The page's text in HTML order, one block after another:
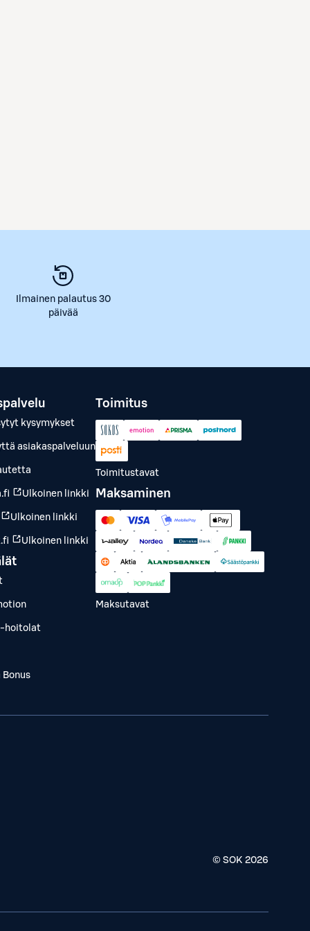
Ilmainen palautus 30
päivää
kysymykset
asiakaspalveluun
Ulkoinen linkki
Ulkoinen linkki
Ulkoinen linkki
-hoitolat
Toimitus
Toimitustavat
Maksaminen
Maksutavat
© SOK 2026